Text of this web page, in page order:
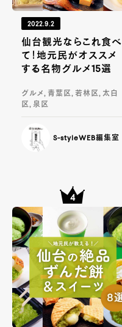
2022.9.2
仙台観光ならこれ食べ
て！地元民がオススメ
する名物グルメ15選
グルメ, 青葉区, 若林区, 太白
区, 泉区
S-styleWEB編集室